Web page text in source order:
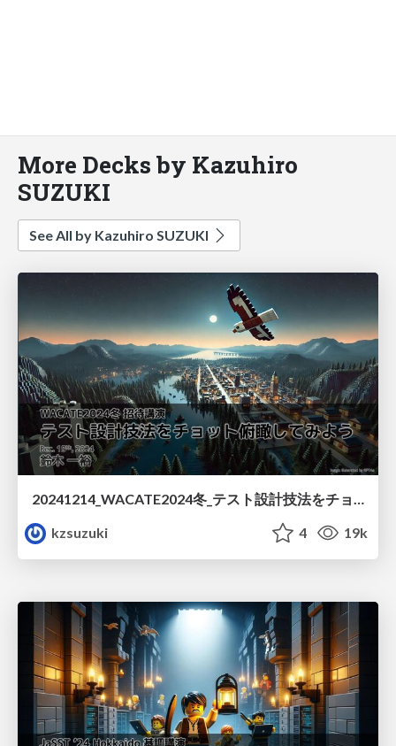
More Decks by Kazuhiro
SUZUKI
See All by Kazuhiro SUZUKI
20241214_WACATE2024冬_テスト設計技法をチョット俯瞰してみよう
kzsuzuki
4 19k